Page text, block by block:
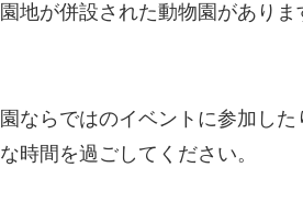
地が併設された動物園がありま
ならではのイベントに参加し
時間を過ごしてください。